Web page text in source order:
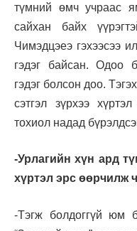
түмний өмч учраас
сайхан байх
Чимэдцэеэ гэхээсээ
гэдэг байсан. Одоо
гэдэг болсон доо.
сэтгэл зүрхээ
тохиол надад
-Урлагийн хүн ард
хүртэл эрс өөрчилж
-Тэгж болдоггүй юм